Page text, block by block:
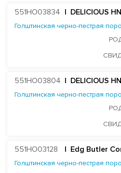
MR SUPERHERO DEDICATE-ET
MR OAK DELCO 57279-ET
Farnear Delta-Beta 241-ET
MR UNO DESIGN 1428-ET
ST GEN MT EDGE 67446-ET
STANTONS ELAPSE 6815-ET
551HO03834 | DELICIOUS
Голштинская черно-пестрая
551HO03804 | DELICIOUS
Голштинская черно-пестрая
551HO03128 | Edg Butler
Голштинская черно-пестрая